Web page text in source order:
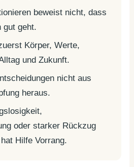
beweist nicht, dass
gut geht.
Körper, Werte,
und Zukunft.
nicht aus
heraus.
oder starker Rückzug
Hilfe Vorrang.